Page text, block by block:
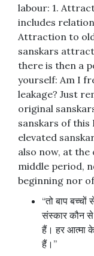
labour: 1.
includes
Attraction to
sanskars
there is then a
yourself: Am I
leakage? Just
original
sanskars of this
elevated
also now, at the
middle period,
beginning nor
“तो बाप
संस्कार कौन से
हैं। हर आत्मा
हैं।”